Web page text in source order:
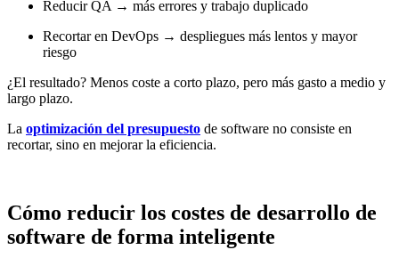
Reducir QA → más errores y trabajo duplicado
Recortar en DevOps → despliegues más lentos y mayor
riesgo
¿El resultado? Menos coste a corto plazo, pero más gasto a medio y
largo plazo.
La optimización del presupuesto de software no consiste en
recortar, sino en mejorar la eficiencia.
Cómo reducir los costes de desarrollo de
software de forma inteligente